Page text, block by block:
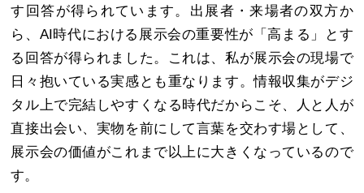
す回答が得られています。出展者・来場者の双方か
ら、AI時代における展示会の重要性が「高まる」とす
る回答が得られました。これは、私が展示会の現場で
日々抱いている実感とも重なります。情報収集がデジ
タル上で完結しやすくなる時代だからこそ、人と人が
直接出会い、実物を前にして言葉を交わす場として、
展示会の価値がこれまで以上に大きくなっているので
す。